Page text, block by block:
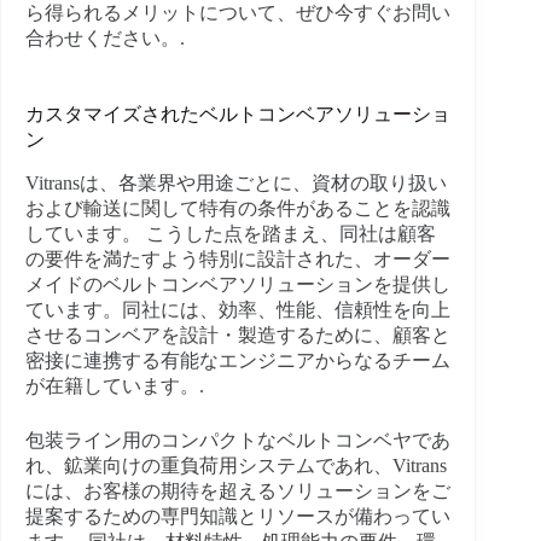
ら得られるメリットについて、ぜひ今すぐお問い
合わせください。.
カスタマイズされたベルトコンベアソリューショ
ン
Vitransは、各業界や用途ごとに、資材の取り扱い
および輸送に関して特有の条件があることを認識
しています。 こうした点を踏まえ、同社は顧客
の要件を満たすよう特別に設計された、オーダー
メイドのベルトコンベアソリューションを提供し
ています。同社には、効率、性能、信頼性を向上
させるコンベアを設計・製造するために、顧客と
密接に連携する有能なエンジニアからなるチーム
が在籍しています。.
包装ライン用のコンパクトなベルトコンベヤであ
れ、鉱業向けの重負荷用システムであれ、Vitrans
には、お客様の期待を超えるソリューションをご
提案するための専門知識とリソースが備わってい